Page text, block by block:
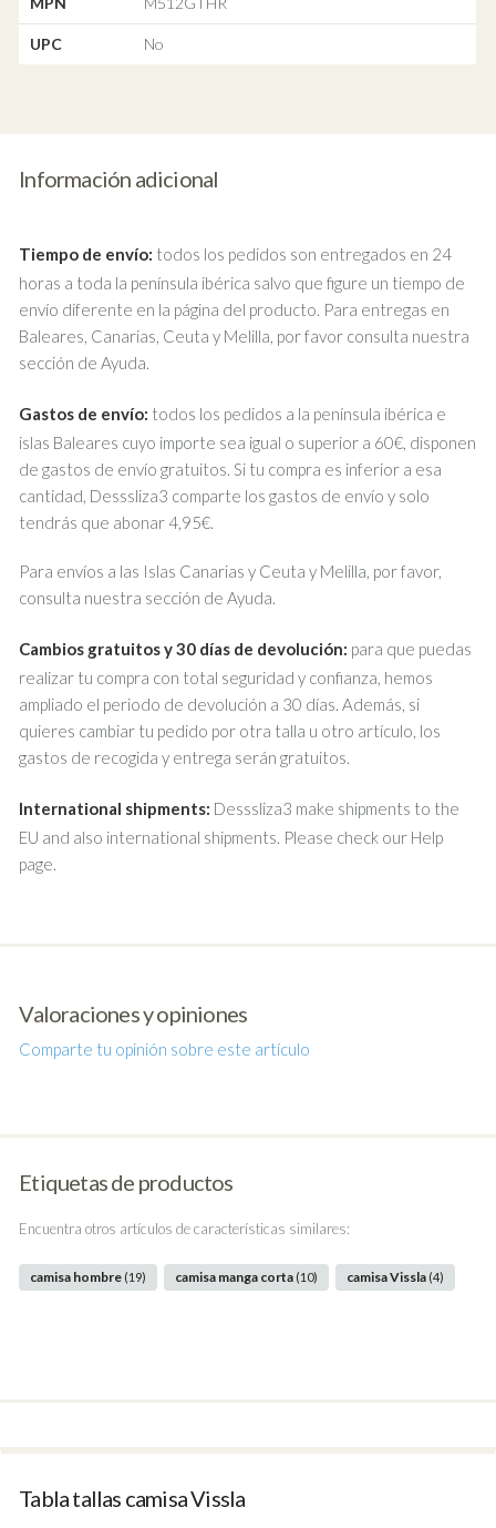
UPC No
Información adicional
Tiempo de envío: todos los pedidos son entregados en 24
horas a toda la península ibérica salvo que figure un tiempo de
envío diferente en la página del producto. Para entregas en
Baleares, Canarias, Ceuta y Melilla, por favor consulta nuestra
sección de Ayuda.
Gastos de envío: todos los pedidos a la península ibérica e
islas Baleares cuyo importe sea igual o superior a 60€, disponen
de gastos de envío gratuitos. Si tu compra es inferior a esa
cantidad, Desssliza3 comparte los gastos de envío y solo
tendrás que abonar 4,95€.
Para envíos a las Islas Canarias y Ceuta y Melilla, por favor,
consulta nuestra sección de Ayuda.
Cambios gratuitos y 30 días de devolución: para que puedas
realizar tu compra con total seguridad y confianza, hemos
ampliado el periodo de devolución a 30 días. Además, si
quieres cambiar tu pedido por otra talla u otro artículo, los
gastos de recogida y entrega serán gratuitos.
International shipments: Desssliza3 make shipments to the
EU and also international shipments. Please check our Help
page.
Valoraciones y opiniones
Comparte tu opinión sobre este artículo
Etiquetas de productos
Encuentra otros artículos de características similares:
camisa hombre (19) camisa manga corta (10) camisa Vissla (4)
Tabla tallas camisa Vissla